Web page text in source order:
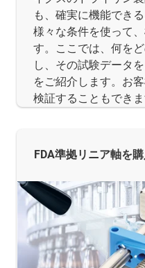
も、確実に機能でき
様々な条件を使って
す。ここでは、何を
し、その試験データ
をご紹介します。お
検証することもできま
FDA準拠リニア軸を